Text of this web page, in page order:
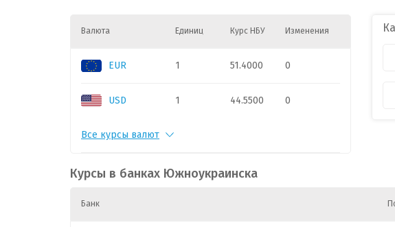
Валюта Единиц Курс НБУ Изменения
EUR 1 51.4000 0
USD 1 44.5500 0
PLN
CAD 1 .
Все курсы валют
Курсы в банках Южноукраинска
Банк